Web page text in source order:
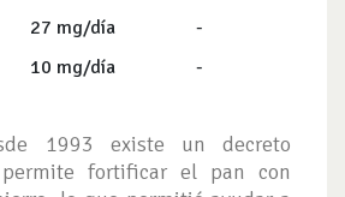
27 mg/día
-
10 mg/día -
1993 existe un decreto
fortificar el pan con